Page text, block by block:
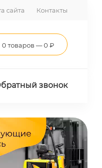
сайта Контакты
0 товаров — 0 ₽
звонок